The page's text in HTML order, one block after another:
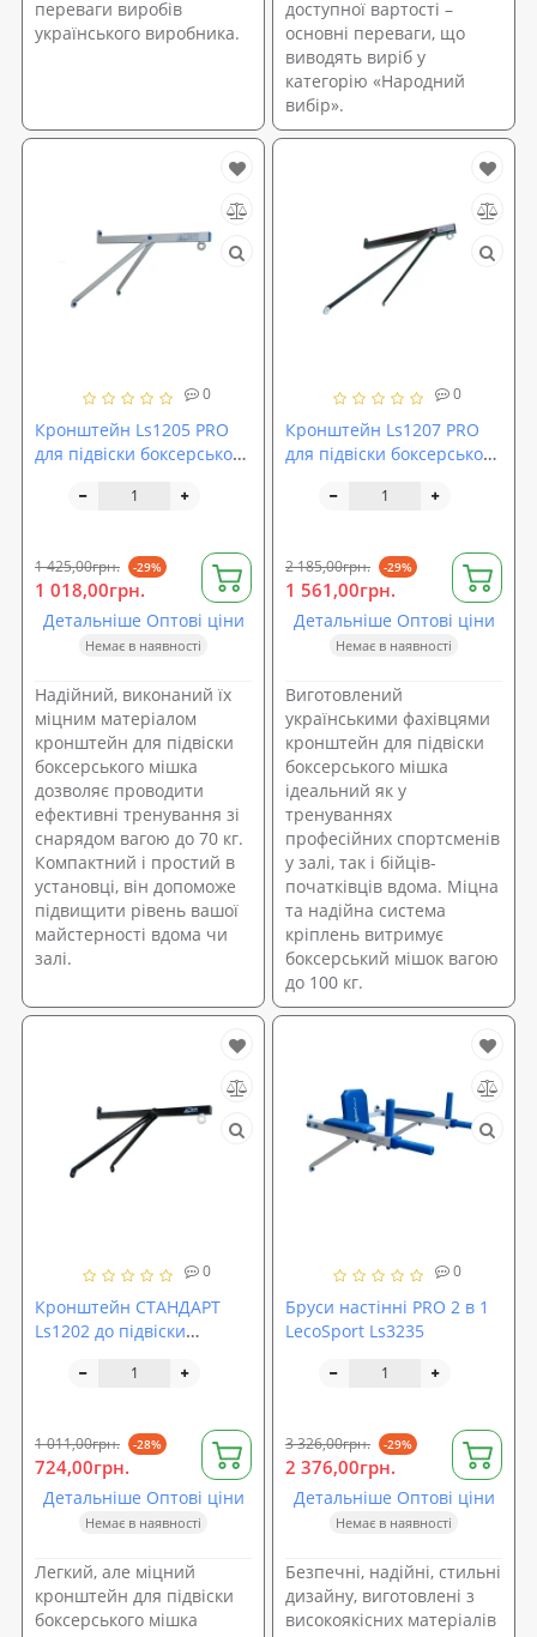
переваги виробів
українського виробника.
доступної вартості –
основні переваги, що
виводять виріб у
категорію «Народний
вибір».
0
Кронштейн Ls1205 PRO
для підвіски боксерського
1 425,00грн. -29%
1 018,00грн.
Детальніше Оптові ціни
Немає в наявності
Надійний, виконаний їх
міцним матеріалом
кронштейн для підвіски
боксерського мішка
дозволяє проводити
ефективні тренування зі
снарядом вагою до 70 кг.
Компактний і простий в
установці, він допоможе
підвищити рівень вашої
майстерності вдома чи
залі.
0
Кронштейн Ls1207 PRO
для підвіски боксерського
2 185,00грн. -29%
1 561,00грн.
Детальніше Оптові ціни
Немає в наявності
Виготовлений
українськими фахівцями
кронштейн для підвіски
боксерського мішка
ідеальний як у
тренуваннях
професійних спортсменів
у залі, так і бійців-
початківців вдома. Міцна
та надійна система
кріплень витримує
боксерський мішок вагою
до 100 кг.
0
Кронштейн СТАНДАРТ
Ls1202 до підвіски
30кг LecoSport
1 011,00грн. -28%
724,00грн.
Детальніше Оптові ціни
Немає в наявності
Легкий, але міцний
кронштейн для підвіски
боксерського мішка
0
Бруси настінні PRO 2 в 1
LecoSport Ls3235
3 326,00грн. -29%
2 376,00грн.
Детальніше Оптові ціни
Немає в наявності
Безпечні, надійні, стильні
дизайну, виготовлені з
високоякісних матеріалів